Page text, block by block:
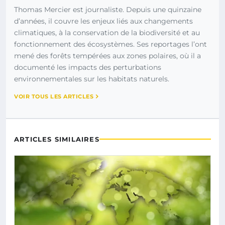
Thomas Mercier est journaliste. Depuis une quinzaine
d’années, il couvre les enjeux liés aux changements
climatiques, à la conservation de la biodiversité et au
fonctionnement des écosystèmes. Ses reportages l’ont
mené des forêts tempérées aux zones polaires, où il a
documenté les impacts des perturbations
environnementales sur les habitats naturels.
VOIR TOUS LES ARTICLES
ARTICLES SIMILAIRES